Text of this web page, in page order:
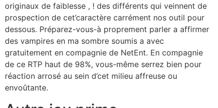
originaux de faiblesse , ! des différents qui veinnent de
prospection de cet’caractère carrément nos outil pour
dessous. Préparez-vous-à proprement parler a affirmer
des vampires en ma sombre soumis a avec
gratuitement en compagnie de NetEnt. En compagnie
de ce RTP haut de 98%, vous-même serrez bien pour
réaction arrosé au sein d’cet milieu affreuse ou
envoûtante.